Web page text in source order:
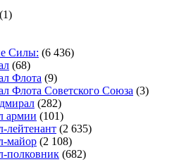
(1)
Силы: (6 436)
(68)
Флота (9)
Флота Советского Союза (3)
(282)
армии (101)
лейтенант (2 635)
майор (2 108)
полковник (682)